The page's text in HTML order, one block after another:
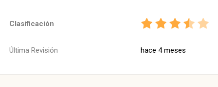
Clasificación
Última Revisión hace 4 meses